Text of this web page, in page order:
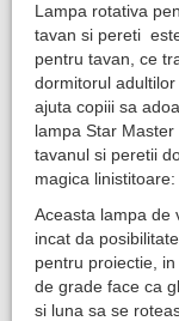
Lampa rotativa
tavan si pereti
pentru tavan, ce
dormitorul
ajuta copiii sa
lampa Star
tavanul si peretii
magica
Aceasta lampa de
incat da
pentru proiectie,
de grade face ca
si luna sa se